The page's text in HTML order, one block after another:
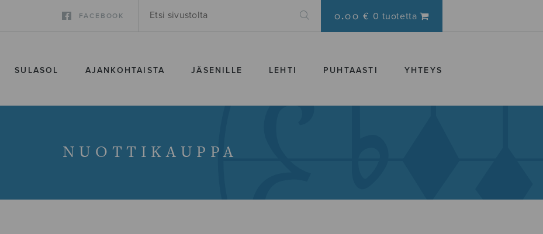
FACEBOOK 0.00 € 0 tuotetta
SULASOL AJANKOHTAISTA JÄSENILLE LEHTI PUHTAASTI YHTEYS
NUOTTIKAUPPA